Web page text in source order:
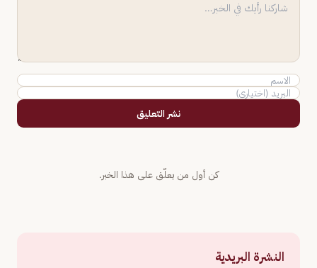
نشر التعليق
كن أول من يعلّق على هذا الخبر.
النشرة البريدية